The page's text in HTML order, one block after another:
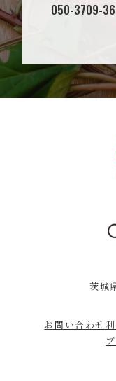
050-3709-
茨城
お問い合わせ